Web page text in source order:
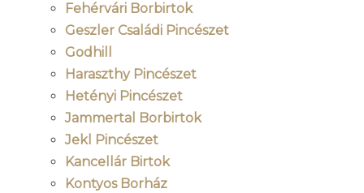
Fehérvári Borbirtok
Geszler Családi Pincészet
Godhill
Haraszthy Pincészet
Hetényi Pincészet
Jammertal Borbirtok
Jekl Pincészet
Kancellár Birtok
Kontyos Borház